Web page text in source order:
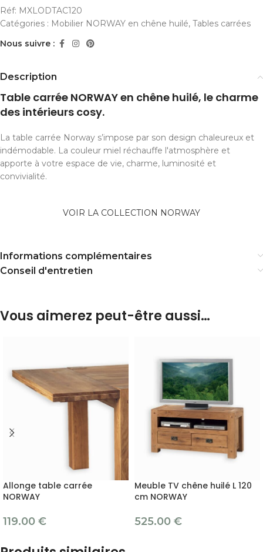
Réf: MXLODTAC120
Catégories : Mobilier NORWAY en chêne huilé, Tables carrées
Nous suivre :
Description
Table carrée NORWAY en chêne huilé, le charme
des intérieurs cosy.
La table carrée Norway s’impose par son design chaleureux et
indémodable. La couleur miel réchauffe l'atmosphère et
apporte à votre espace de vie, charme, luminosité et
convivialité.
VOIR LA COLLECTION NORWAY
Informations complémentaires
Conseil d'entretien
Vous aimerez peut-être aussi…
Allonge table carrée
NORWAY
119.00 €
Meuble TV chêne huilé L 120
cm NORWAY
525.00 €